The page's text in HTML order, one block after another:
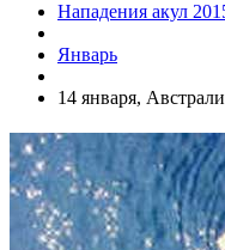
Нападения акул
Январь
14 января,